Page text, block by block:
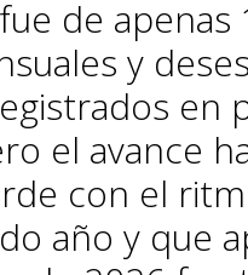
de
y
en
el avance
con el
año y que